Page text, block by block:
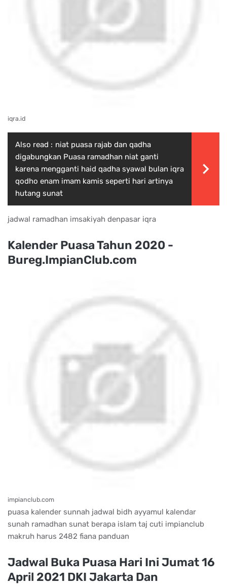
iqra.id
Also read : niat puasa rajab dan qadha
digabungkan Puasa ramadhan niat ganti
karena mengganti haid qadha syawal bulan iqra
qodho enam imam kamis seperti hari artinya
hutang sunat
jadwal ramadhan imsakiyah denpasar iqra
Kalender Puasa Tahun 2020 -
Bureg.ImpianClub.com
impianclub.com
puasa kalender sunnah jadwal bidh ayyamul kalendar
sunah ramadhan sunat berapa islam taj cuti impianclub
makruh harus 2482 fiana panduan
Jadwal Buka Puasa Hari Ini Jumat 16
April 2021 DKI Jakarta Dan